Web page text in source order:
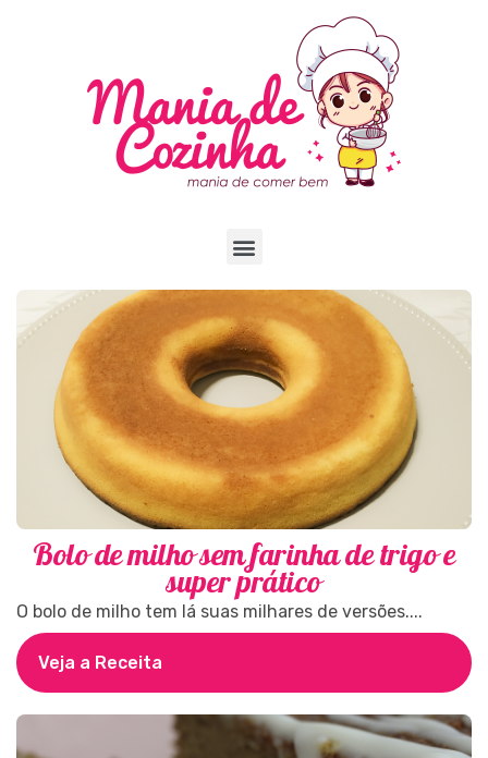
Bolo de milho sem farinha de trigo e
super prático
O bolo de milho tem lá suas milhares de versões....
Veja a Receita